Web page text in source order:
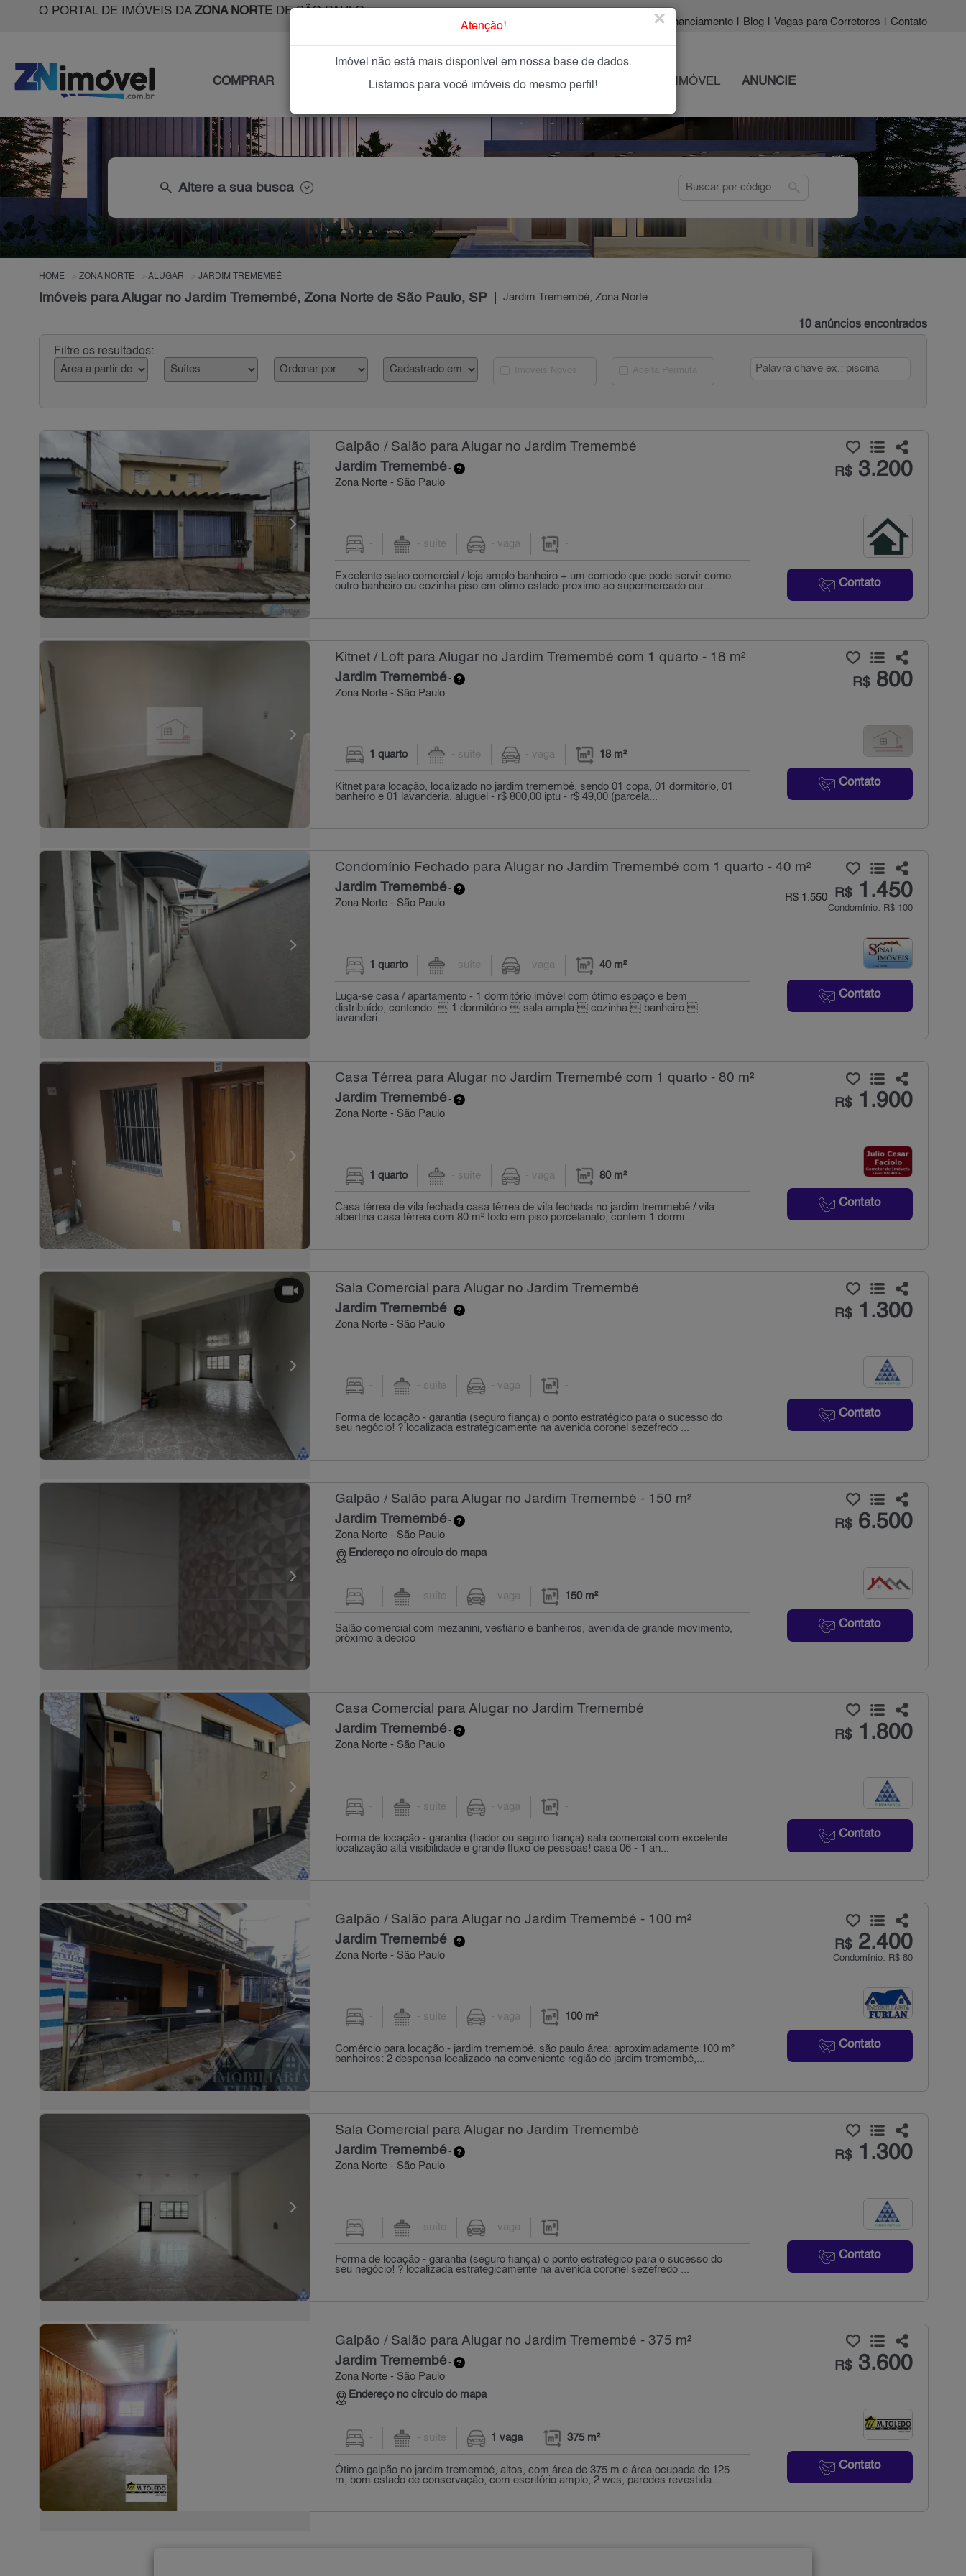
O PORTAL DE IMÓVEIS DA ZONA NORTEDE SÃO PAULO
| Financiamento Blog Vagas para Corretores Contato
COMPRAR IMÓVEIS NOVOS IMOBILIÁRIAS OFEREÇA SEU IMÓVEL ANUNCIE
search Altere a sua busca search
HOME ZONA NORTE ALUGAR JARDIM TREMEMBÉ
Imóveis para Alugar no Jardim Tremembé, Zona Norte de São Paulo, SP Jardim Tremembé, Zona Norte
10 anúncios encontrados
Filtre os resultados:
Galpão / Salão para Alugar no Jardim Tremembé
Jardim Tremembé-
Zona Norte - São Paulo
R$3.200
Contato
- - suíte - vaga -
Excelente salao comercial / loja amplo banheiro + um comodo que pode servir como
outro banheiro ou cozinha piso em otimo estado proximo ao supermercado our...
Kitnet / Loft para Alugar no Jardim Tremembé com 1 quarto - 18 m²
Jardim Tremembé-
Zona Norte - São Paulo
R$800
Contato
1 quarto - suíte - vaga 18 m²
Kitnet para locação, localizado no jardim tremembé, sendo 01 copa, 01 dormitório, 01
banheiro e 01 lavanderia. aluguel - r$ 800,00 iptu - r$ 49,00 (parcela...
Condomínio Fechado para Alugar no Jardim Tremembé com 1 quarto - 40 m²
Jardim Tremembé-
Zona Norte - São Paulo
R$1.450
R$ 1.550
Condomínio: R$ 100
Contato
1 quarto - suíte - vaga 40 m²
Luga-se casa / apartamento - 1 dormitório imóvel com ótimo espaço e bem
distribuído, contendo:  1 dormitório  sala ampla  cozinha  banheiro 
lavanderi...
Casa Térrea para Alugar no Jardim Tremembé com 1 quarto - 80 m²
Jardim Tremembé-
Zona Norte - São Paulo
R$1.900
Contato
1 quarto - suíte - vaga 80 m²
Casa térrea de vila fechada casa térrea de vila fechada no jardim tremmebé / vila
albertina casa térrea com 80 m² todo em piso porcelanato, contem 1 dormi...
Sala Comercial para Alugar no Jardim Tremembé
Jardim Tremembé-
Zona Norte - São Paulo
R$1.300
Contato
- - suíte - vaga -
Forma de locação - garantia (seguro fiança) o ponto estratégico para o sucesso do
seu negócio! ? localizada estrategicamente na avenida coronel sezefredo ...
Galpão / Salão para Alugar no Jardim Tremembé - 150 m²
Jardim Tremembé-
Zona Norte - São Paulo
Endereço no círculo do mapa
R$6.500
Contato
- - suíte - vaga 150 m²
Salão comercial com mezanini, vestiário e banheiros, avenida de grande movimento,
próximo a decico
Casa Comercial para Alugar no Jardim Tremembé
Jardim Tremembé-
Zona Norte - São Paulo
R$1.800
Contato
- - suíte - vaga -
Forma de locação - garantia (fiador ou seguro fiança) sala comercial com excelente
localização alta visibilidade e grande fluxo de pessoas! casa 06 - 1 an...
Galpão / Salão para Alugar no Jardim Tremembé - 100 m²
Jardim Tremembé-
Zona Norte - São Paulo
R$2.400
Condomínio: R$ 80
Contato
- - suíte - vaga 100 m²
Comércio para locação - jardim tremembé, são paulo área: aproximadamente 100 m²
banheiros: 2 despensa localizado na conveniente região do jardim tremembé,...
Sala Comercial para Alugar no Jardim Tremembé
Jardim Tremembé-
Zona Norte - São Paulo
R$1.300
Contato
- - suíte - vaga -
Forma de locação - garantia (seguro fiança) o ponto estratégico para o sucesso do
seu negócio! ? localizada estrategicamente na avenida coronel sezefredo ...
Galpão / Salão para Alugar no Jardim Tremembé - 375 m²
Jardim Tremembé-
Zona Norte - São Paulo
Endereço no círculo do mapa
R$3.600
Contato
- - suíte 1 vaga 375 m²
Ótimo galpão no jardim tremembé, altos, com área de 375 m e área ocupada de 125
m, bom estado de conservação, com escritório amplo, 2 wcs, paredes revestida...
Atenção! ×
Imóvel não está mais disponível em nossa base de dados.
Listamos para você imóveis do mesmo perfil!